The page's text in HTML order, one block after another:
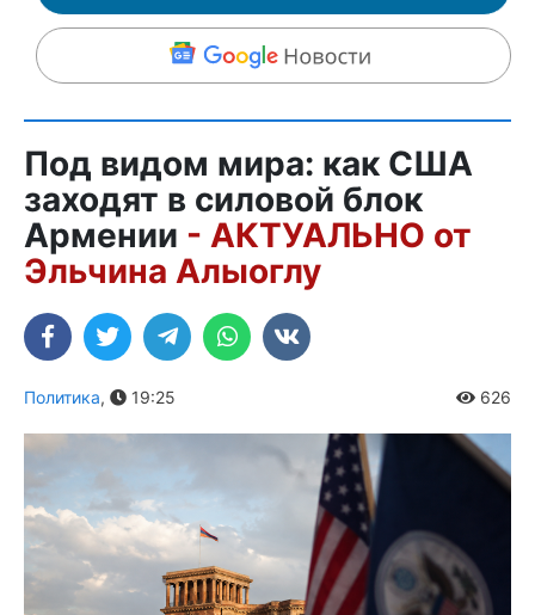
Под видом мира: как США
заходят в силовой блок
Армении - АКТУАЛЬНО от
Эльчина Алыоглу
Политика, 19:25 626